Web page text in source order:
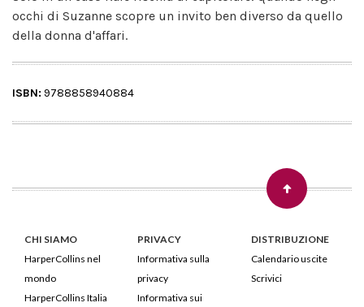
occhi di Suzanne scopre un invito ben diverso da quello
della donna d'affari.
ISBN: 9788858940884
CHI SIAMO
HarperCollins nel
mondo
HarperCollins Italia
PRIVACY
Informativa sulla
privacy
Informativa sui
DISTRIBUZIONE
Calendario uscite
Scrivici